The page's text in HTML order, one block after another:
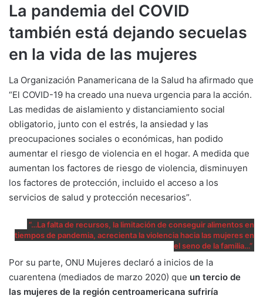
La pandemia del COVID
también está dejando secuelas
en la vida de las mujeres
La Organización Panamericana de la Salud ha afirmado que
“El COVID-19 ha creado una nueva urgencia para la acción.
Las medidas de aislamiento y distanciamiento social
obligatorio, junto con el estrés, la ansiedad y las
preocupaciones sociales o económicas, han podido
aumentar el riesgo de violencia en el hogar. A medida que
aumentan los factores de riesgo de violencia, disminuyen
los factores de protección, incluido el acceso a los
servicios de salud y protección necesarios”.
“…La falta de recursos, la limitación de conseguir alimentos en
tiempos de pandemia, acrecienta la violencia hacia las mujeres en
el seno de la familia…”
Por su parte, ONU Mujeres declaró a inicios de la
cuarentena (mediados de marzo 2020) que un tercio de
las mujeres de la región centroamericana sufriría